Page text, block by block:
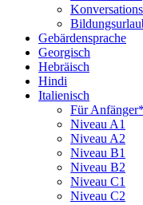
Gebärdensprache
Georgisch
Hebräisch
Hindi
Italienisch
Für
Niveau A1
Niveau A2
Niveau B1
Niveau B2
Niveau C1
Niveau C2